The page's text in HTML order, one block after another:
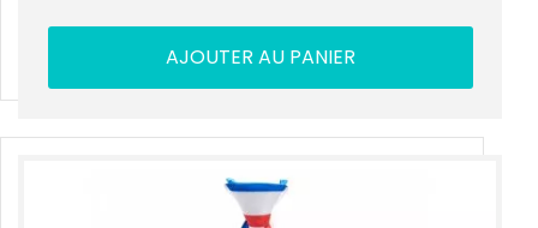
AJOUTER AU PANIER